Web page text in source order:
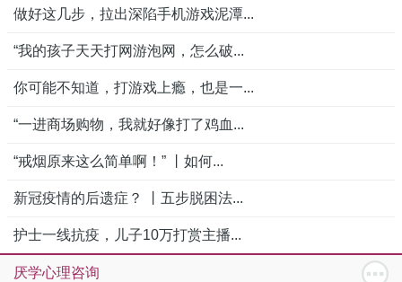
做好这几步，拉出深陷手机游戏泥潭...
“我的孩子天天打网游泡网，怎么破...
你可能不知道，打游戏上瘾，也是一...
“一进商场购物，我就好像打了鸡血...
“戒烟原来这么简单啊！” 丨如何...
新冠疫情的后遗症？ 丨五步脱困法...
护士一线抗疫，儿子10万打赏主播...
厌学心理咨询